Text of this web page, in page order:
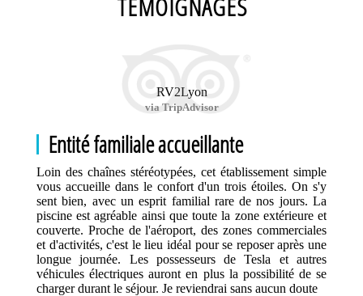
TÉMOIGNAGES
RV2Lyon
via TripAdvisor
Entité familiale accueillante
Loin des chaînes stéréotypées, cet établissement simple
vous accueille dans le confort d'un trois étoiles. On s'y
sent bien, avec un esprit familial rare de nos jours. La
piscine est agréable ainsi que toute la zone extérieure et
couverte. Proche de l'aéroport, des zones commerciales
et d'activités, c'est le lieu idéal pour se reposer après une
longue journée. Les possesseurs de Tesla et autres
véhicules électriques auront en plus la possibilité de se
charger durant le séjour. Je reviendrai sans aucun doute